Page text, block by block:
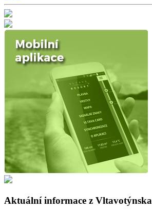
Aktuální informace z Vltavotýnska